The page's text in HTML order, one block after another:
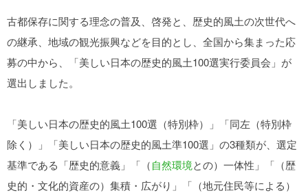
古都保存に関する理念の普及、啓発と、歴史的風土の次世代へ
の継承、地域の観光振興などを目的とし、全国から集まった応
募の中から、「美しい日本の歴史的風土100選実行委員会」が
選出しました。
「美しい日本の歴史的風土100選（特別枠）」「同左（特別枠
除く）」「美しい日本の歴史的風土準100選」の3種類が、選定
基準である「歴史的意義」「（自然環境との）一体性」「（歴
史的・文化的資産の）集積・広がり」「（地元住民等による）